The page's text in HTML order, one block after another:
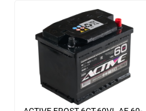
30
60
90
150